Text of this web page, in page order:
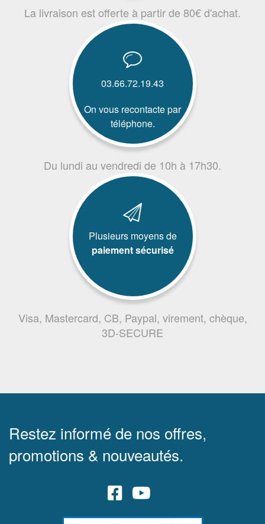
La livraison est offerte à partir de 80€ d'achat.
03.66.72.19.43
On vous recontacte par
téléphone.
Du lundi au vendredi de 10h à 17h30.
Plusieurs moyens de
paiement sécurisé
Visa, Mastercard, CB, Paypal, virement, chèque,
3D-SECURE
Restez informé de nos offres,
promotions & nouveautés.